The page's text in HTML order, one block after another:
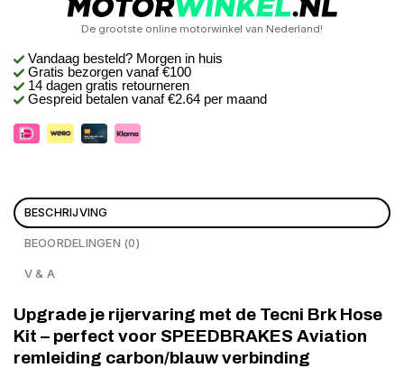
De grootste online motorwinkel van Nederland!
Vandaag besteld? Morgen in huis
Gratis bezorgen vanaf €100
14 dagen gratis retourneren
Gespreid betalen vanaf €2.64 per maand
BESCHRIJVING
BEOORDELINGEN (0)
V & A
Upgrade je rijervaring met de Tecni Brk Hose
Kit – perfect voor SPEEDBRAKES Aviation
remleiding carbon/blauw verbinding